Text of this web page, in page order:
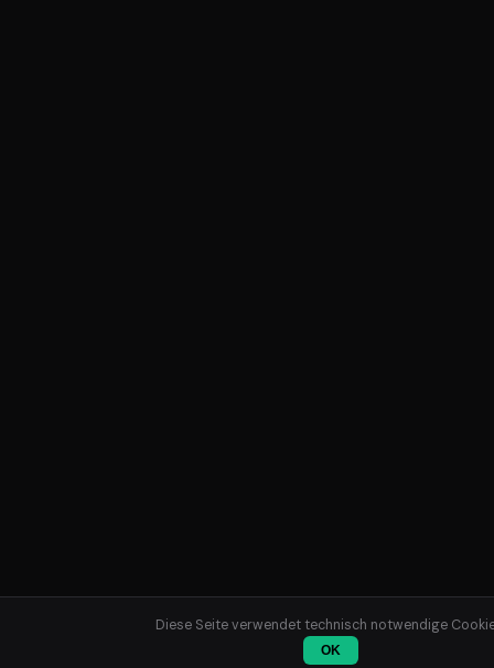
Diese Seite verwendet technisch notwendige
OK